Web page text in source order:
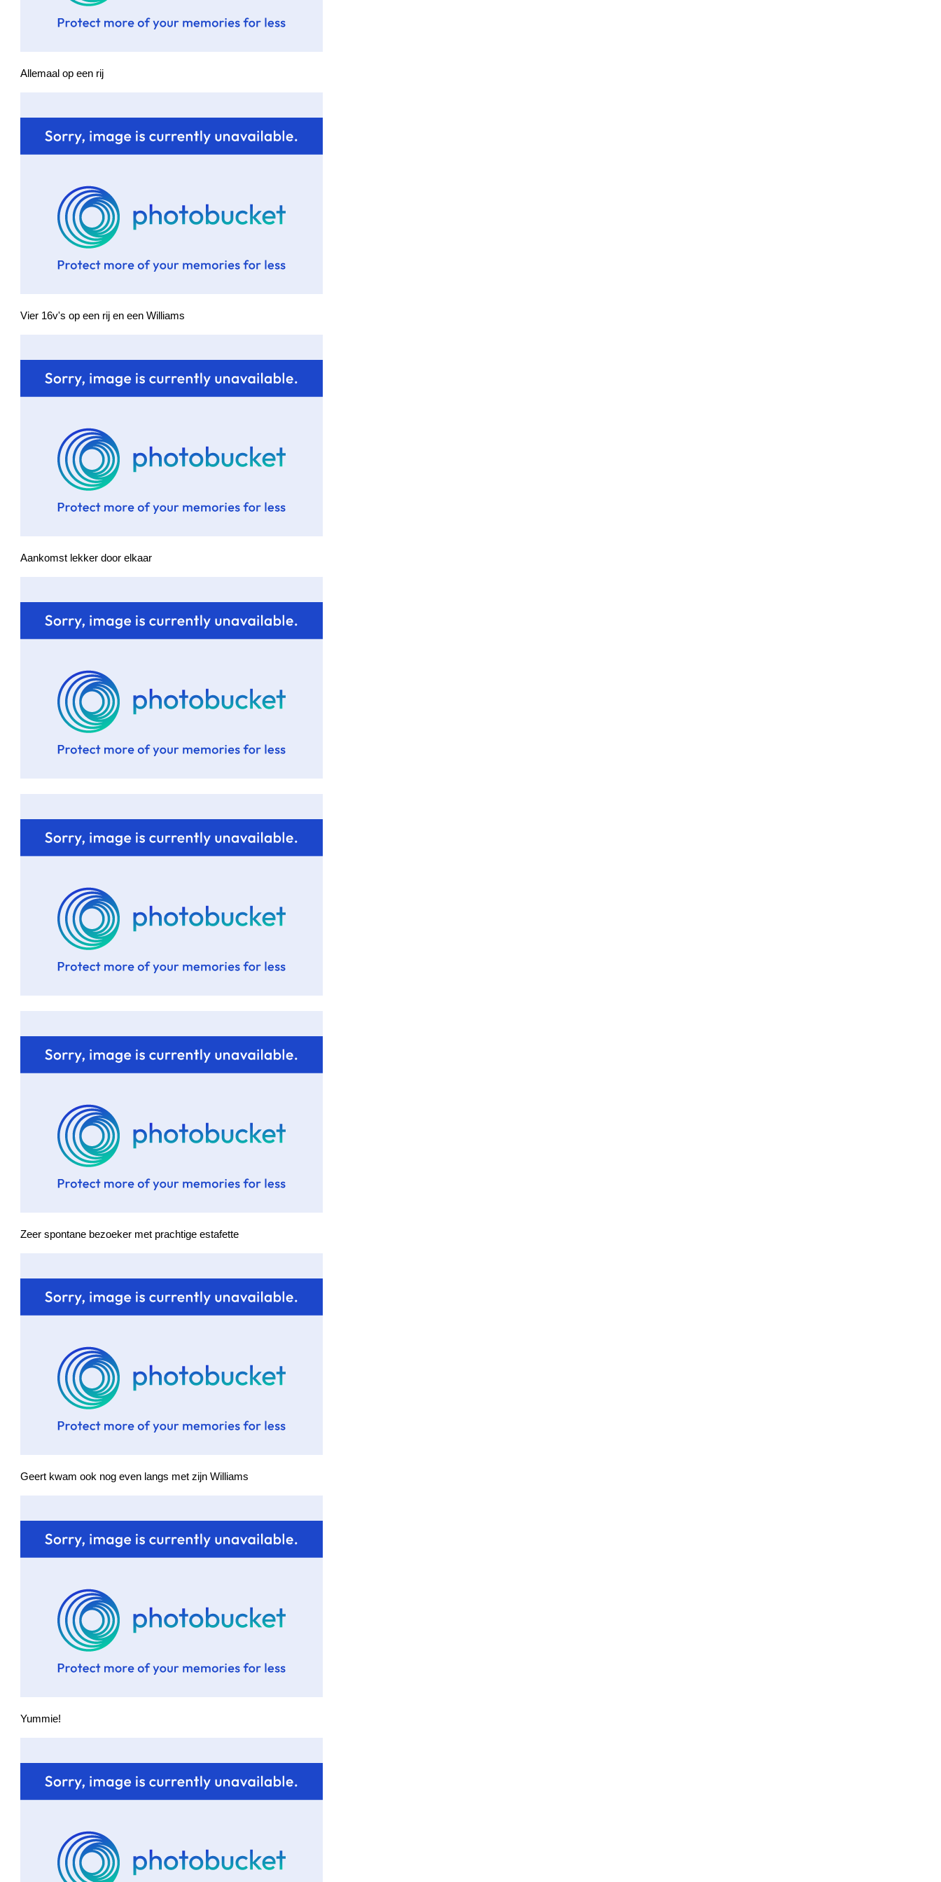
Allemaal op een rij
Vier 16v's op een rij en een Williams
Aankomst lekker door elkaar
Zeer spontane bezoeker met prachtige estafette
Geert kwam ook nog even langs met zijn Williams
Yummie!